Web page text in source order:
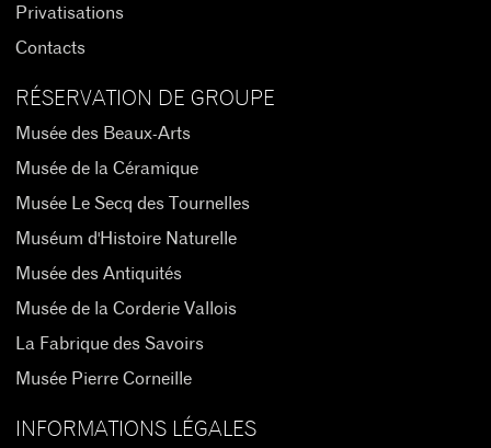
Privatisations
Contacts
RÉSERVATION DE GROUPE
Musée des Beaux-Arts
Musée de la Céramique
Musée Le Secq des Tournelles
Muséum d'Histoire Naturelle
Musée des Antiquités
Musée de la Corderie Vallois
La Fabrique des Savoirs
Musée Pierre Corneille
INFORMATIONS LÉGALES